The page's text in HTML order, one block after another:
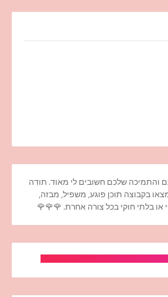
והתמיכה שלכם חשובים לי מאוד. תודה
בקבוצה תוכן פוגע, משפיל, מבזה,
או בלתי חוקי בכל צורה אחרת. 🌹🌹🌹